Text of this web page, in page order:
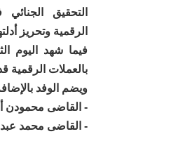
التحقيق
الرقمية وتحريز
فيما شهد اليوم
بالعملات الرقمية
ويضم الوفد
- القاضى محمودن
- القاضى محمد